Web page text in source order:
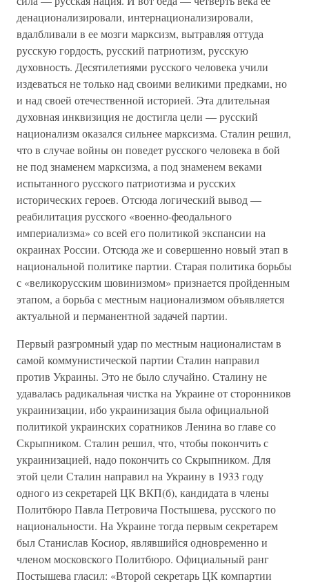
денационализировали, интернационализировали,
вдалбливали в ее мозги марксизм, вытравляя оттуда
русскую гордость, русский патриотизм, русскую
духовность. Десятилетиями русского человека учили
издеваться не только над своими великими предками, но
и над своей отечественной историей. Эта длительная
духовная инквизиция не достигла цели — русский
национализм оказался сильнее марксизма. Сталин решил,
что в случае войны он поведет русского человека в бой
не под знаменем марксизма, а под знаменем веками
испытанного русского патриотизма и русских
исторических героев. Отсюда логический вывод —
реабилитация русского «военно-феодального
империализма» со всей его политикой экспансии на
окраинах России. Отсюда же и совершенно новый этап в
национальной политике партии. Старая политика борьбы
с «великорусским шовинизмом» признается пройденным
этапом, а борьба с местным национализмом объявляется
актуальной и перманентной задачей партии.
Первый разгромный удар по местным националистам в
самой коммунистической партии Сталин направил
против Украины. Это не было случайно. Сталину не
удавалась радикальная чистка на Украине от сторонников
украинизации, ибо украинизация была официальной
политикой украинских соратников Ленина во главе со
Скрыпником. Сталин решил, что, чтобы покончить с
украинизацией, надо покончить со Скрыпником. Для
этой цели Сталин направил на Украину в 1933 году
одного из секретарей ЦК ВКП(б), кандидата в члены
Политбюро Павла Петровича Постышева, русского по
национальности. На Украине тогда первым секретарем
был Станислав Косиор, являвшийся одновременно и
членом московского Политбюро. Официальный ранг
Постышева гласил: «Второй секретарь ЦК компартии